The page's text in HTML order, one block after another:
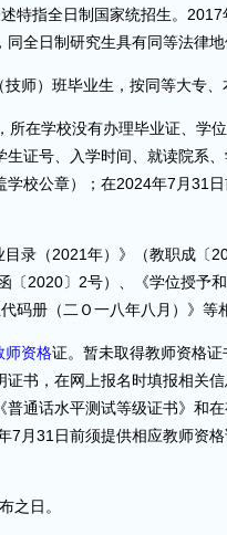
特指全日制国家统招生。
全日制研究生具有同等法律地
师）班毕业生，按同等大专、
在学校没有办理毕业证、学
证号、入学时间、就读院系
校公章）；在2024年7月31
录（2021年）》（教职成〔
〔2020〕2号）、《学位授予
码册（二Ｏ一八年八月）》等
师资格证。暂未取得教师资格
书，在网上报名时填报相关
通话水平测试等级证书》和
7月31日前须提供相应教师资
之日。